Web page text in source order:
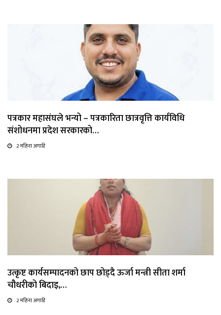
पत्रकार महासंघले भन्यो – पत्रकारिता छात्रवृत्ति कार्यविधि
संशोधनमा प्रदेश सरकारको…
2 महिना अगाडि
उत्कृष्ट कार्यसम्पादनको छाप छोड्दै ऊर्जा मन्त्री सीता शर्मा
चौधरीको बिदाइ,…
2 महिना अगाडि